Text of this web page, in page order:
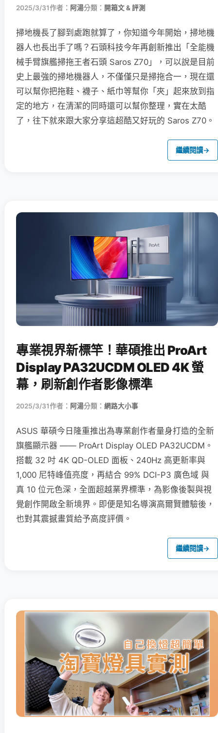
2025/3/31作者： 阿湯分類： 開箱文 & 評測
掃地機長了腳到處跑就算了，你知道今年開始，掃地機
器人也長出手了嗎？石頭科技今年再創新推出「全能機
械手臂旗艦掃拖王者石頭 Saros Z70」，可以說是目前
史上最強的掃地機器人，不僅僅只是掃拖合一，現在還
可以幫你把拖鞋、襪子、紙巾等幫你「夾」起來放到指
定的地方，在清潔的同時還可以幫你整理，實在太酷
了，往下就來跟大家分享這超酷又好玩的 Saros Z70。
繼續閱讀→
專業視界新標竿！華碩推出 ProArt
Display PA32UCDM OLED 4K 螢
幕，刷新創作者影像標準
2025/3/31作者： 阿湯分類： 網路大小事
ASUS 華碩今日隆重推出為專業創作者量身打造的全新
旗艦顯示器 —— ProArt Display OLED PA32UCDM。
搭載 32 吋 4K QD-OLED 面板、240Hz 高更新率與
1,000 尼特峰值亮度，再結合 99% DCI-P3 廣色域 與
真 10 位元色深，全面超越業界標準，為影像後製與視
覺創作開啟全新境界。即便是知名導演高爾賢體驗後，
也對其震撼畫質給予高度評價。
繼續閱讀→